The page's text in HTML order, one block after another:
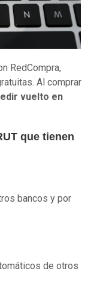
RedCompra,
Al comprar
vuelto en
que tienen
bancos y por
de otros